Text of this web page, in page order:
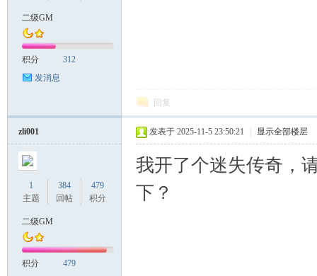
二级GM
积分
312
发消息
回复
zli001
1
主题
384
回帖
479
积分
二级GM
积分
479
发表于 2025-11-5 23:50:21 显示全部楼层
我开了个迷失传奇，
下？